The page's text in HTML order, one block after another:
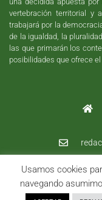
vertebración territorial y
trabajará por la
de la igualdad, la
las que primarán los
posibilidades que ofrece
Copyright ©2026 El
yDesarrollo| All
Usamos cookies
navegando